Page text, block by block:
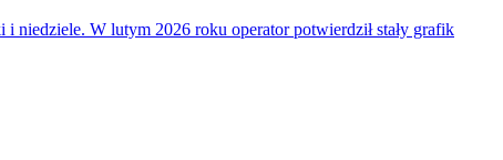
niedziele. W lutym 2026 roku operator potwierdził stały grafik